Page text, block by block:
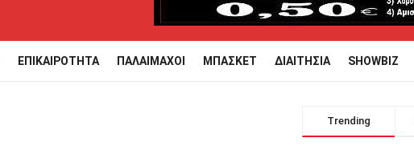
ΕΠΙΚΑΙΡΟΤΗΤΑ ΠΑΛΑΙΜΑΧΟΙ ΜΠΑΣΚΕΤ ΔΙΑΙΤΗΣΙΑ SHOWBIZ
Trending